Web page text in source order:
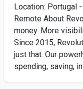
Location: Portugal
Remote About
money. More
Since 2015,
just that. Our
spending, saving,